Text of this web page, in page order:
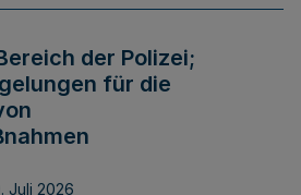
der Polizei;
für die
Juli 2026